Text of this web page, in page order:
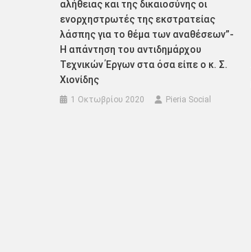
αλήθειας και της δικαιοσύνης οι
ενορχηστρωτές της εκστρατείας
λάσπης για το θέμα των αναθέσεων”-
Η απάντηση του αντιδημάρχου
Τεχνικών Έργων στα όσα είπε ο κ. Σ.
Χιονίδης
1 Οκτωβρίου 2020 Pieria Social